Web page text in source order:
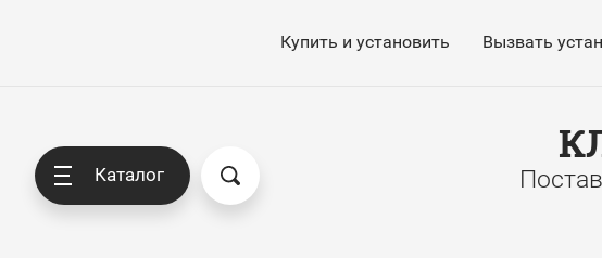
Купить и установить Вызвать
Каталог